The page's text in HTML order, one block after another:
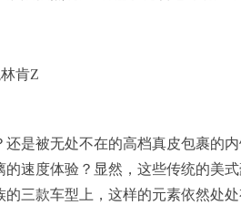
肯Z
是被无处不在的高档真皮包裹的
速度体验？显然，这些传统的美
三款车型上，这样的元素依然处